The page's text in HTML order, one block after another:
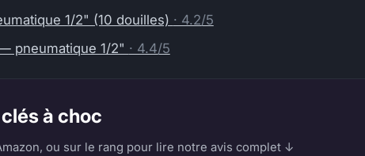
1/2" (10 douilles) · 4.2/5
pneumatique 1/2" · 4.4/5
à choc
ou sur le rang pour lire notre avis complet ↓